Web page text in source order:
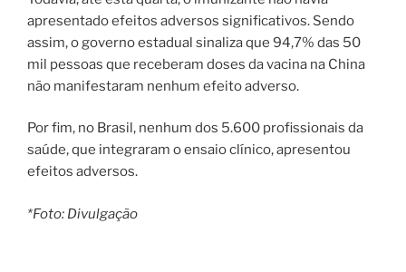
apresentado efeitos adversos significativos. Sendo
assim, o governo estadual sinaliza que 94,7% das 50
mil pessoas que receberam doses da vacina na China
não manifestaram nenhum efeito adverso.
Por fim, no Brasil, nenhum dos 5.600 profissionais da
saúde, que integraram o ensaio clínico, apresentou
efeitos adversos.
*Foto: Divulgação